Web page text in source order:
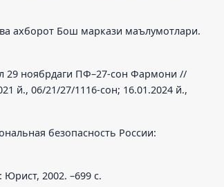
ахборот Бош маркази маълумотлари.
29 ноябрдаги ПФ–27-сон Фармони //
й., 06/21/27/1116-сон; 16.01.2024 й.,
безопасность России:
2002. –699 с.